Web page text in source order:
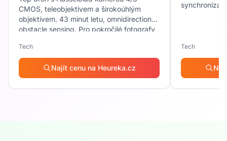
• 💰 Do 1000 Kč – vtipné dárky, kosmetika,
drobná elektronika, fotodárky, doplňky (čepice,
sport, kvalitnější móda, stylové předměty do
bytu, sluchátka, reproduktory.
CMOS, teleobjektivem a širokoúhlým
objektivem. 43 minut letu, omnidirectional
obstacle sensing. Pro pokročilé fotografy
Tech
Najít cenu na Heureka.cz
Tech